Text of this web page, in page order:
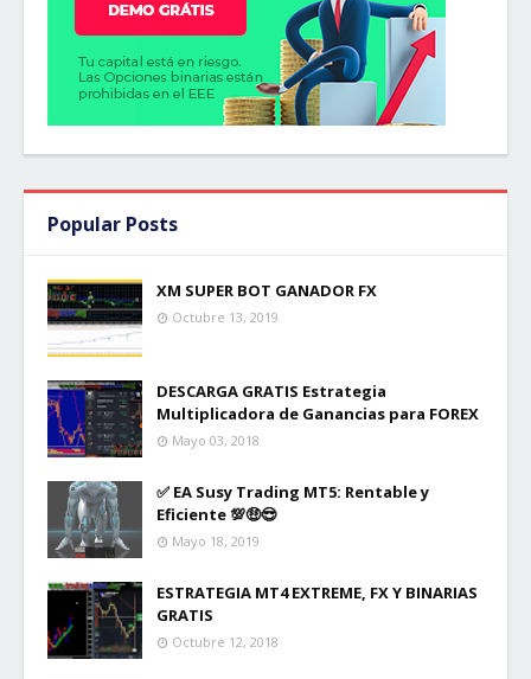
Popular Posts
XM SUPER BOT GANADOR FX
Octubre 13, 2019
DESCARGA GRATIS Estrategia
Multiplicadora de Ganancias para FOREX
Mayo 03, 2018
✅ EA Susy Trading MT5: Rentable y
Eficiente 💯🤑😎
Mayo 18, 2019
ESTRATEGIA MT4 EXTREME, FX Y BINARIAS
GRATIS
Octubre 12, 2018